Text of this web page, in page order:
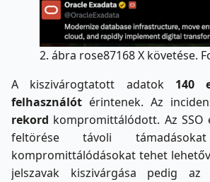
2. ábra rose87168 X követése.
A kiszivárogtatott adatok 140
felhasználót érintenek. Az
rekord kompromittálódott. Az SSO
feltörése távoli
kompromittálódásokat tehet
jelszavak kiszivárgása pedig az